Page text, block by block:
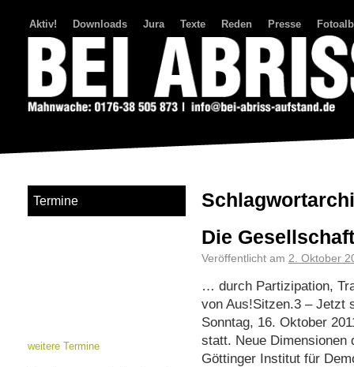
Aktiv! Downloads Jura Texte Reden Presse
Die
Veröffentlicht am 2. Oktober
… durch Partizipation,
von Aus!Sitzen.3 – Jetzt
Sonntag, 16. Oktober
statt. Neue Dimensionen
Göttinger Institut für
Termine
weitere Termine